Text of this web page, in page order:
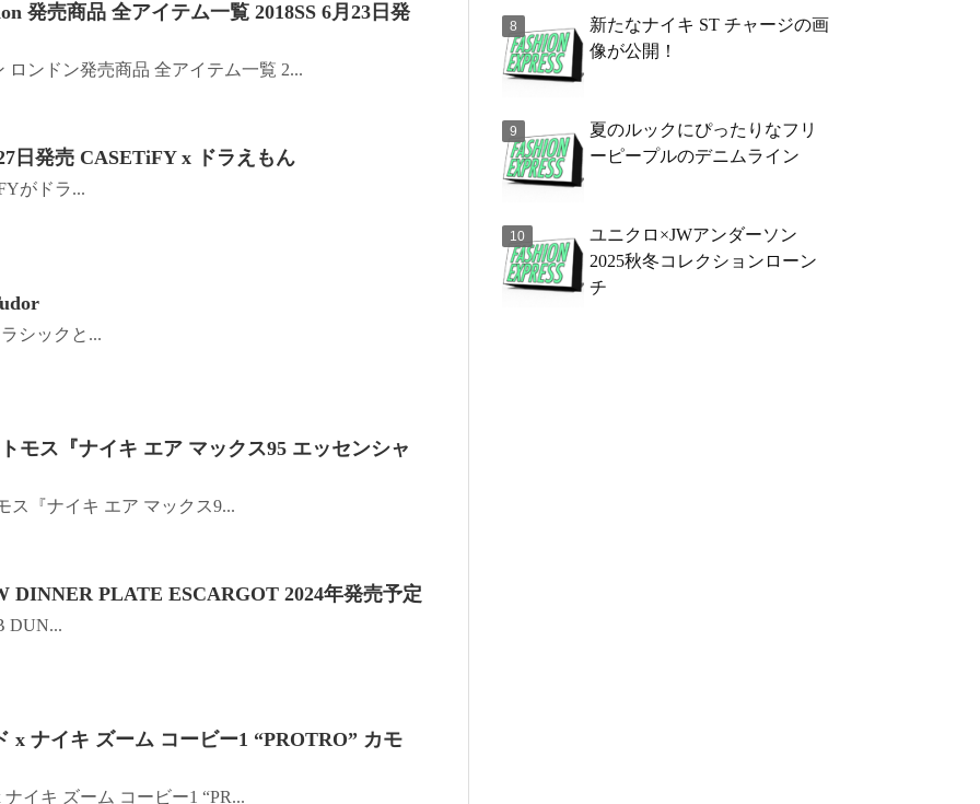
発売商品 全アイテム一覧 2018SS 6月23日発
ロンドン発売商品 全アイテム一覧 2...
日発売 CASETiFY x ドラえもん
がドラ...
ラシックと...
モス『ナイキ エア マックス95 エッセンシャ
ス『ナイキ エア マックス9...
DINNER PLATE ESCARGOT 2024年発売予定
DUN...
x ナイキ ズーム コービー1 “PROTRO” カモ
イキ ズーム コービー1 “PR...
新たなナイキ ST チャージの画
像が公開！
夏のルックにぴったりなフリ
ーピープルのデニムライン
ユニクロ×JWアンダーソン
2025秋冬コレクションローン
チ